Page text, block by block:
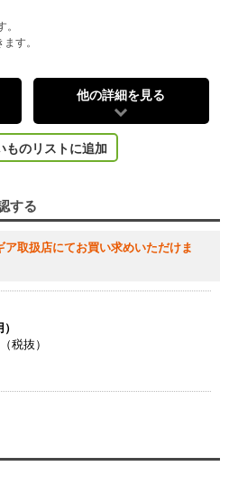
す。
他の詳細を見る
ものリストに追加
する
ア取扱店にてお買い求めいただけま
税抜）